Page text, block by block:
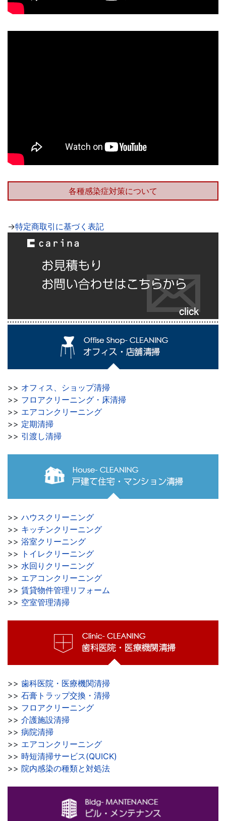
各種感染症対策について
→特定商取引に基づく表記
>> オフィス、ショップ清掃
>> フロアクリーニング・床清掃
>> エアコンクリーニング
>> 定期清掃
>> 引渡し清掃
>> ハウスクリーニング
>> キッチンクリーニング
>> 浴室クリーニング
>> トイレクリーニング
>> 水回りクリーニング
>> エアコンクリーニング
>> 賃貸物件管理リフォーム
>> 空室管理清掃
>> 歯科医院・医療機関清掃
>> 石膏トラップ交換・清掃
>> フロアクリーニング
>> 介護施設清掃
>> 病院清掃
>> エアコンクリーニング
>> 時短清掃サービス(QUICK)
>> 院内感染の種類と対処法